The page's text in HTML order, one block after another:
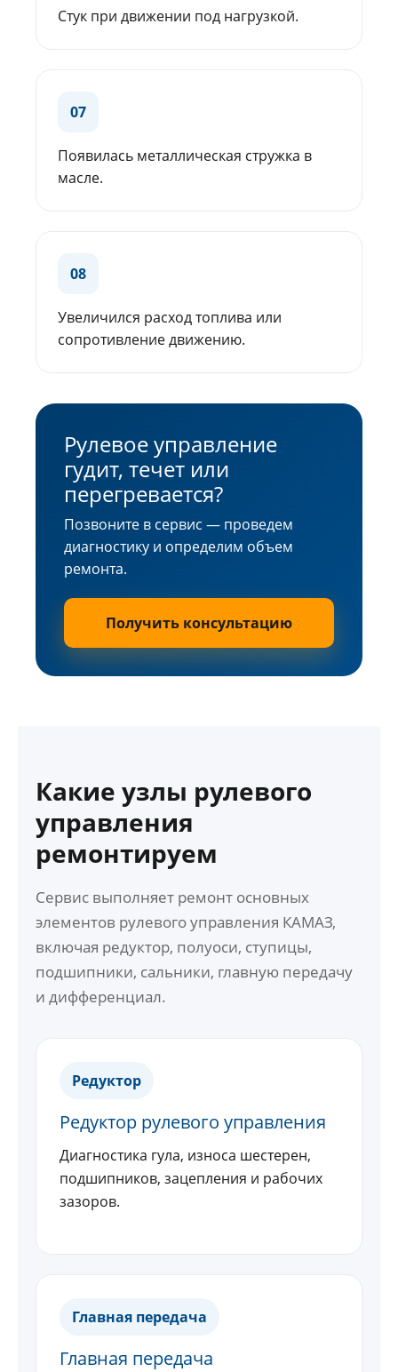
Стук при движении под нагрузкой.
07
Появилась металлическая стружка в
масле.
08
Увеличился расход топлива или
сопротивление движению.
Рулевое управление
гудит, течет или
перегревается?
Позвоните в сервис — проведем
диагностику и определим объем
ремонта.
Получить консультацию
Какие узлы рулевого
управления
ремонтируем
Сервис выполняет ремонт основных
элементов рулевого управления КАМАЗ,
включая редуктор, полуоси, ступицы,
подшипники, сальники, главную передачу
и дифференциал.
Редуктор
Редуктор рулевого управления
Диагностика гула, износа шестерен,
подшипников, зацепления и рабочих
зазоров.
Главная передача
Главная передача